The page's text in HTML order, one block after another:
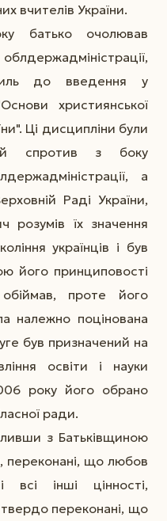
вчителів України.
батько очолював
до введення у
християнської
Ці дисципліни були
спротив з боку
а
Раді України,
розумів їх значення
українців і був
його принциповості
проте його
належно поцінована
був призначений на
освіти і науки
року його обрано
ради.
з Батьківщиною
переконані, що любов
інші цінності,
твердо переконані, що